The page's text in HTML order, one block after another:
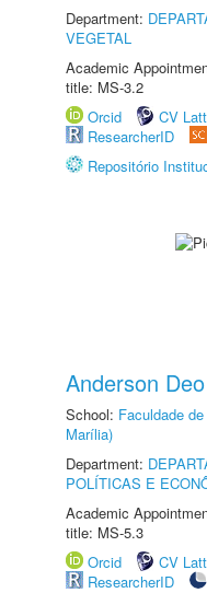
Department:
VEGETAL
Academic
title: MS-3.2
Orcid
CV
ResearcherID
Repositório
Anderson Deo
School: Faculdade
Marília)
Department:
POLÍTICAS E
Academic
title: MS-5.3
Orcid
CV
ResearcherID